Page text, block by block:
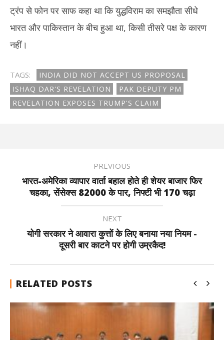
ट्रंप से फोन पर साफ कहा था कि युद्धविराम का समझौता सीधे
भारत और पाकिस्तान के बीच हुआ था, किसी तीसरे पक्ष के कारण
नहीं।
TAGS:
INDIA DID NOT ACCEPT US PROPOSAL
ISHAQ DAR'S REVELATION
PAK DEPUTY PM
REVELATION EXPOSES TRUMP'S CLAIM
PREVIOUS
भारत-अमेरिका व्यापार वार्ता बहाल होते ही शेयर बाजार फिर
चहका, सेंसेक्स 82000 के पार, निफ्टी भी 170 चढ़ा
NEXT
योगी सरकार ने आवारा कुत्तों के लिए बनाया नया नियम -
दूसरी बार काटने पर होगी उम्रकैद!
RELATED POSTS